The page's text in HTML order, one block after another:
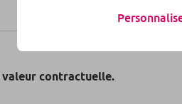
contractuelle.